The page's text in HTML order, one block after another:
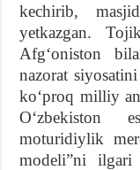
kechirib,
yetkazgan.
Afgʻoniston
nazorat
koʻproq milliy
Oʻzbekiston
moturidiylik
modeli”ni ilgari